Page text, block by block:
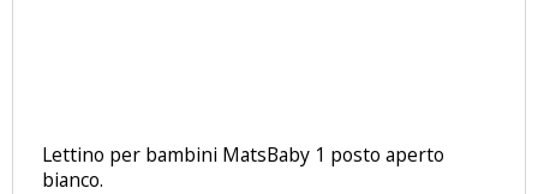
Lettino per bambini MatsBaby 1 posto aperto
bianco.